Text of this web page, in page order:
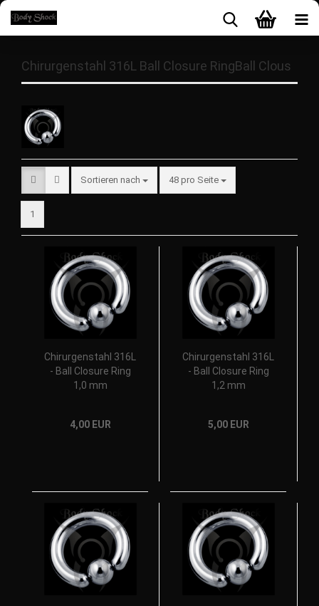
Chirurgenstahl 316L Ball Closure RingBall Clous
Sortieren nach 48 pro Seite
1
Chirurgenstahl 316L
- Ball Closure Ring
1,0 mm
4,00 EUR
Chirurgenstahl 316L
- Ball Closure Ring
1,2 mm
5,00 EUR